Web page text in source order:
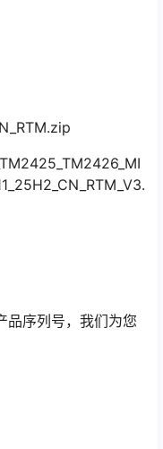
品序列号，我们为您